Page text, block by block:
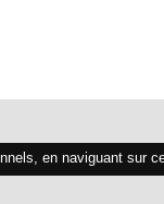
en naviguant sur